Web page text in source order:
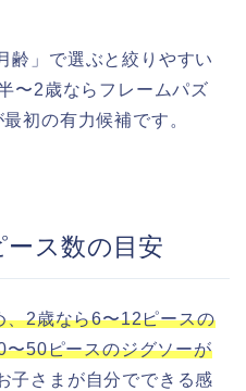
齢」で選ぶと絞りやすい
〜2歳ならフレームパズ
初の有力候補です。
ス数の目安
、2歳なら6〜12ピースの
50ピースのジグソーが
子さまが自分でできる感